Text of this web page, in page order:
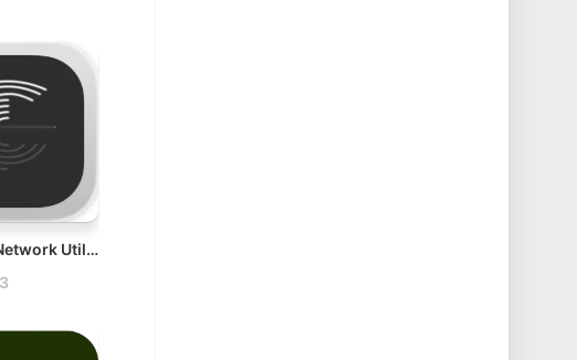
Netutilus: Network Utility v1.7.3 Mac多合一网络工具包